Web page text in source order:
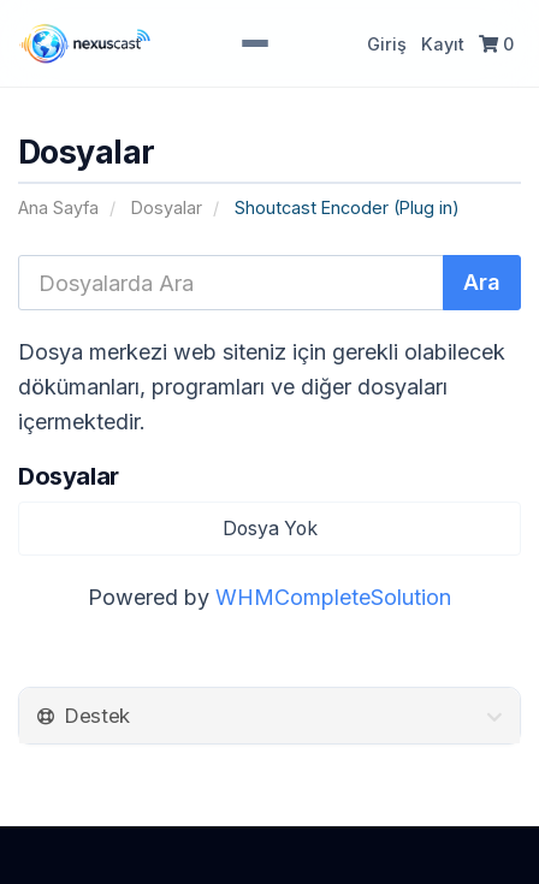
Giriş Kayıt 0
Dosyalar
Ana Sayfa Dosyalar Shoutcast Encoder (Plug in)
Dosya merkezi web siteniz için gerekli olabilecek
dökümanları, programları ve diğer dosyaları
içermektedir.
Dosyalar
Dosya Yok
Powered by WHMCompleteSolution
Destek